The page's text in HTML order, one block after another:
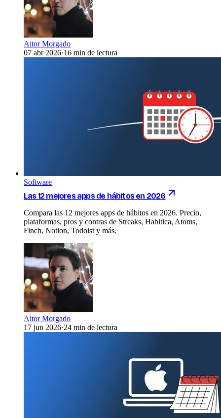
Aitor Morgado
07 abr 2026·16 min de lectura
Software
Las 12 mejores apps de hábitos en 2026
Compara las 12 mejores apps de hábitos en 2026. Precio,
plataformas, pros y contras de Streaks, Habitica, Atoms,
Finch, Notion, Todoist y más.
Aitor Morgado
17 jun 2026·24 min de lectura